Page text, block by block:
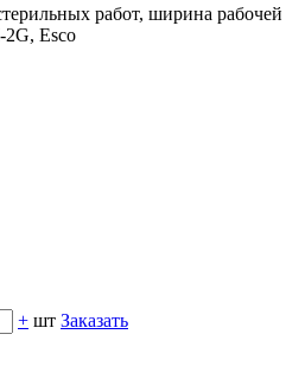
+ шт Заказать